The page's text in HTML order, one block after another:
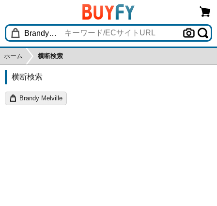
ホーム 横断検索
横断検索
Brandy Melville